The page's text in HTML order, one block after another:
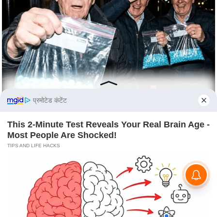
L
o
k
s
a
h
a
c
h
प्रमोटेड कंटेंट
This 2-Minute Test Reveals Your Real Brain Age -
Most People Are Shocked!
TIPS AND LIFE HACKS